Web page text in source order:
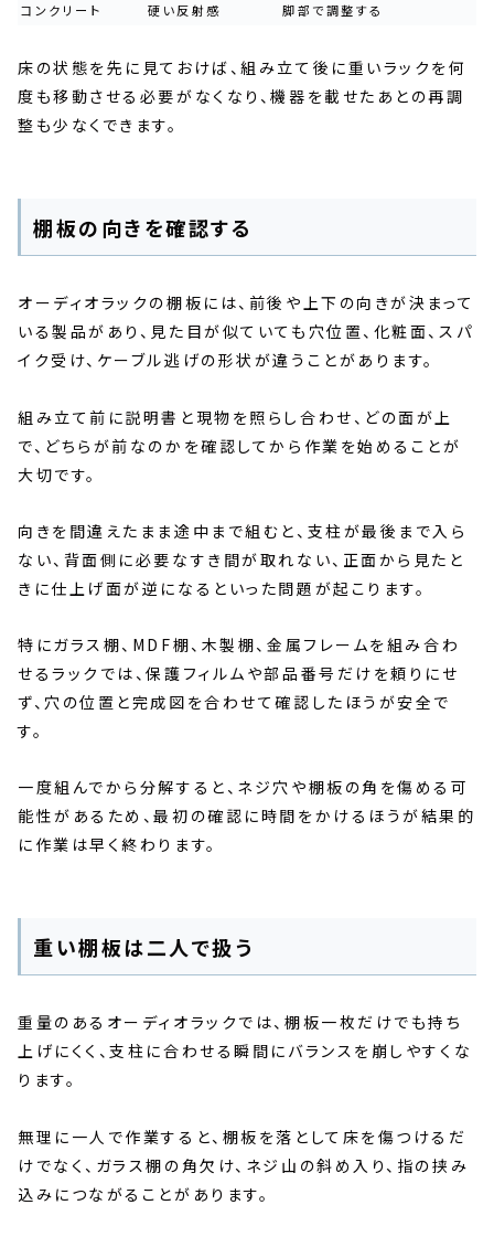
コンクリート
硬い反射感 脚部で調整する
床の状態を先に見ておけば、組み立て後に重いラックを何
度も移動させる必要がなくなり、機器を載せたあとの再調
整も少なくできます。
棚板の向きを確認する
オーディオラックの棚板には、前後や上下の向きが決まって
いる製品があり、見た目が似ていても穴位置、化粧面、スパ
イク受け、ケーブル逃げの形状が違うことがあります。
組み立て前に説明書と現物を照らし合わせ、どの面が上
で、どちらが前なのかを確認してから作業を始めることが
大切です。
向きを間違えたまま途中まで組むと、支柱が最後まで入ら
ない、背面側に必要なすき間が取れない、正面から見たと
きに仕上げ面が逆になるといった問題が起こります。
特にガラス棚、MDF棚、木製棚、金属フレームを組み合わ
せるラックでは、保護フィルムや部品番号だけを頼りにせ
ず、穴の位置と完成図を合わせて確認したほうが安全で
す。
一度組んでから分解すると、ネジ穴や棚板の角を傷める可
能性があるため、最初の確認に時間をかけるほうが結果的
に作業は早く終わります。
重い棚板は二人で扱う
重量のあるオーディオラックでは、棚板一枚だけでも持ち
上げにくく、支柱に合わせる瞬間にバランスを崩しやすくな
ります。
無理に一人で作業すると、棚板を落として床を傷つけるだ
けでなく、ガラス棚の角欠け、ネジ山の斜め入り、指の挟み
込みにつながることがあります。